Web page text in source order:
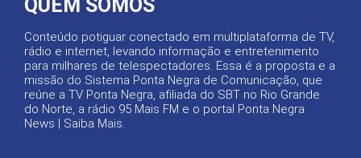
QUEM SOMOS
Conteúdo potiguar conectado em multiplataforma de TV,
rádio e internet, levando informação e entretenimento
para milhares de telespectadores. Essa é a proposta e a
missão do Sistema Ponta Negra de Comunicação, que
reúne a TV Ponta Negra, afiliada do SBT no Rio Grande
do Norte, a rádio 95 Mais FM e o portal Ponta Negra
News | Saiba Mais.